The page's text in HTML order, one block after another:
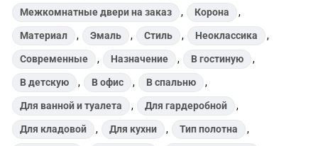
Межкомнатные двери на заказ , Корона ,
Материал , Эмаль , Стиль , Неоклассика ,
Современные , Назначение , В гостиную ,
В детскую , В офис , В спальню ,
Для ванной и туалета , Для гардеробной ,
Для кладовой , Для кухни , Тип полотна ,